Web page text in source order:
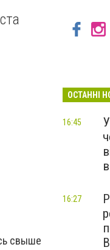
свыше
ОСТАННІ
16:45
16:27